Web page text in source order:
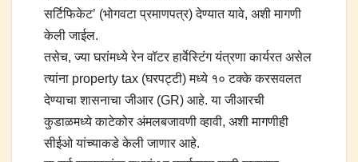
सर्टिफिकेट’ (भोगवटा प्रमाणपत्र) देण्यात यावे, अशी मागणी
केली जाईल.
तसेच, ज्या घरांमध्ये रेन वॉटर हार्वेस्टिंग यंत्रणा कार्यरत असेल
त्यांना property tax (घरपट्टी) मध्ये १० टक्के करसवलत
देण्याचा शासनाचा जीआर (GR) आहे. या जीआरची
कुडाळमध्ये काटेकोर अंमलबजावणी व्हावी, अशी मागणीही
सीईओ यांच्याकडे केली जाणार आहे.